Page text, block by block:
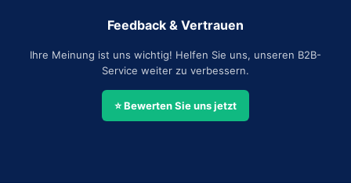
Feedback & Vertrauen
Ihre Meinung ist uns wichtig! Helfen Sie uns, unseren B2B-
Service weiter zu verbessern.
⭐ Bewerten Sie uns jetzt